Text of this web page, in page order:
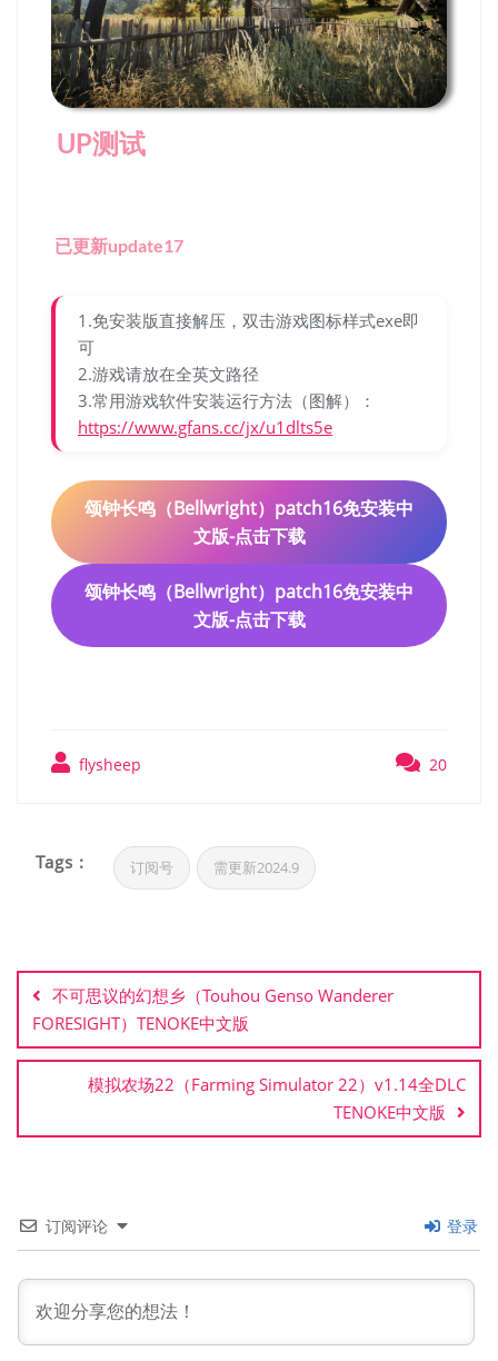
UP测试
已更新update17
1.免安装版直接解压，双击游戏图标样式exe即
可
2.游戏请放在全英文路径
3.常用游戏软件安装运行方法（图解）：
https://www.gfans.cc/jx/u1dlts5e
颂钟长鸣（Bellwright）patch16免安装中
文版-点击下载
颂钟长鸣（Bellwright）patch16免安装中
文版-点击下载
flysheep 20
Tags : 订阅号 需更新2024.9
章
导
航
不可思议的幻想乡（Touhou Genso Wanderer
FORESIGHT）TENOKE中文版
模拟农场22（Farming Simulator 22）v1.14全DLC
TENOKE中文版
订阅评论 登录